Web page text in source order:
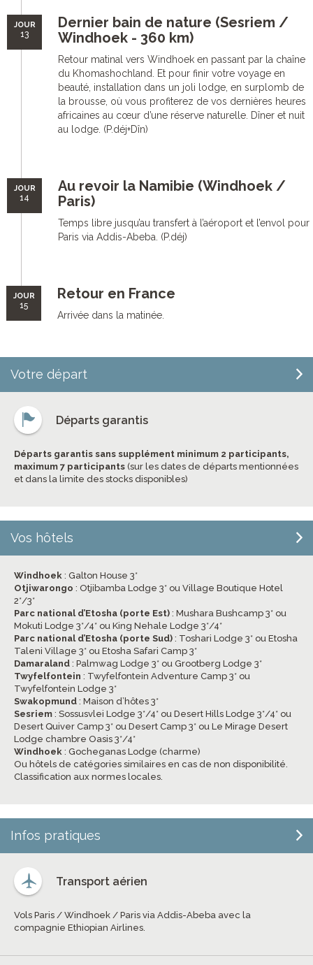
JOUR
13
Dernier bain de nature (Sesriem /
Windhoek - 360 km)
Retour matinal vers Windhoek en passant par la chaîne
du Khomashochland. Et pour finir votre voyage en
beauté, installation dans un joli lodge, en surplomb de
la brousse, où vous profiterez de vos dernières heures
africaines au cœur d’une réserve naturelle. Dîner et nuit
au lodge. (P.déj+Dîn)
JOUR
14
Au revoir la Namibie (Windhoek /
Paris)
Temps libre jusqu’au transfert à l’aéroport et l’envol pour
Paris via Addis-Abeba. (P.déj)
JOUR
15
Retour en France
Arrivée dans la matinée.
Votre départ
Départs garantis
Départs garantis sans supplément minimum 2 participants,
maximum 7 participants (sur les dates de départs mentionnées
et dans la limite des stocks disponibles)
Vos hôtels
Windhoek : Galton House 3*
Otjiwarongo : Otjibamba Lodge 3* ou Village Boutique Hotel
2*/3*
Parc national d’Etosha (porte Est) : Mushara Bushcamp 3* ou
Mokuti Lodge 3*/4* ou King Nehale Lodge 3*/4*
Parc national d’Etosha (porte Sud) : Toshari Lodge 3* ou Etosha
Taleni Village 3* ou Etosha Safari Camp 3*
Damaraland : Palmwag Lodge 3* ou Grootberg Lodge 3*
Twyfelfontein : Twyfelfontein Adventure Camp 3* ou
Twyfelfontein Lodge 3*
Swakopmund : Maison d’hôtes 3*
Sesriem : Sossusvlei Lodge 3*/4* ou Desert Hills Lodge 3*/4* ou
Desert Quiver Camp 3* ou Desert Camp 3* ou Le Mirage Desert
Lodge chambre Oasis 3*/4*
Windhoek : Gocheganas Lodge (charme)
Ou hôtels de catégories similaires en cas de non disponibilité.
Classification aux normes locales.
Infos pratiques
Transport aérien
Vols Paris / Windhoek / Paris via Addis-Abeba avec la
compagnie Ethiopian Airlines.